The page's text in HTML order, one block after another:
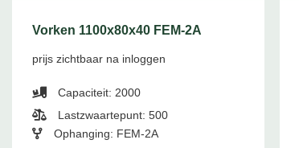
Vorken 1100x80x40 FEM-2A
prijs zichtbaar na inloggen
Capaciteit: 2000
Lastzwaartepunt: 500
Ophanging: FEM-2A